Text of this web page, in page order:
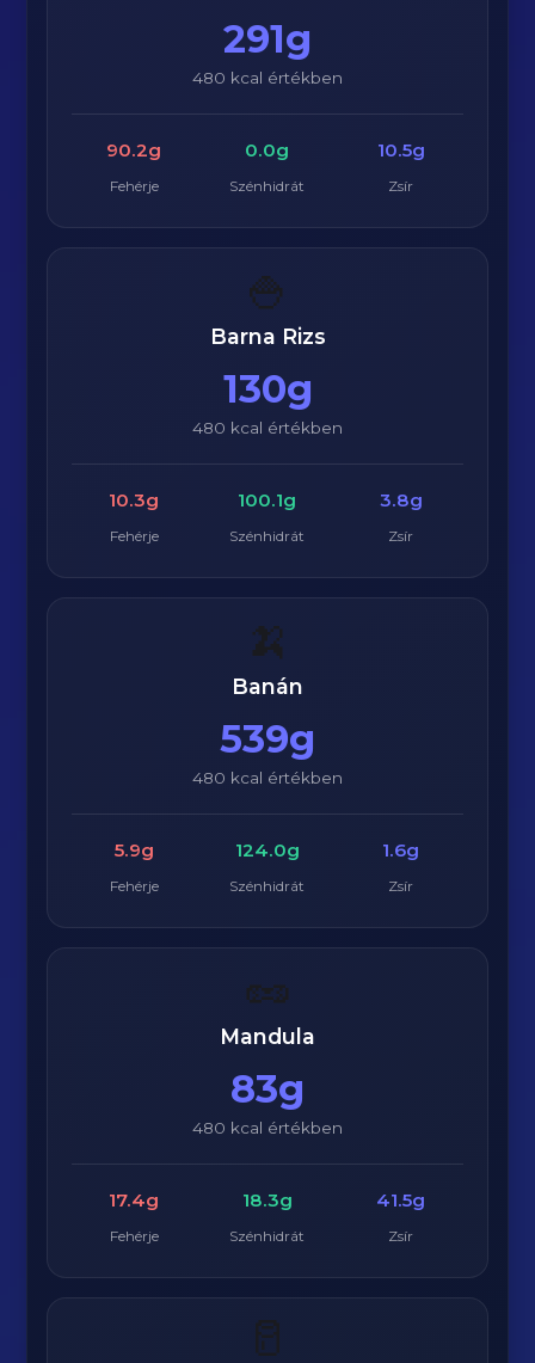
291g
480 kcal értékben
90.2g
Fehérje
0.0g
Szénhidrát
10.5g
Zsír
🍚
Barna Rizs
130g
480 kcal értékben
10.3g
Fehérje
100.1g
Szénhidrát
3.8g
Zsír
🍌
Banán
539g
480 kcal értékben
5.9g
Fehérje
124.0g
Szénhidrát
1.6g
Zsír
🥜
Mandula
83g
480 kcal értékben
17.4g
Fehérje
18.3g
Szénhidrát
41.5g
Zsír
🥛